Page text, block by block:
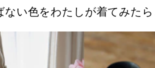
ない色をわたしが着てみた